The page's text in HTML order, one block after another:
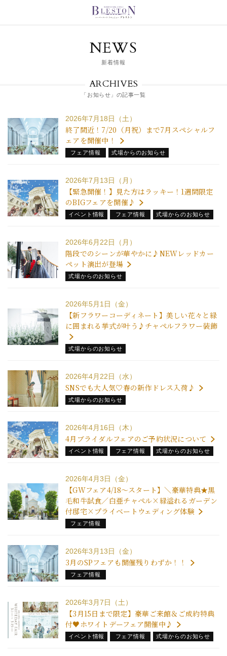
NEWS
新着情報
ARCHIVES
「お知らせ」の記事一覧
2026年7月18日（土）
終了間近！7/20（月祝）まで7月スペシャルフ
ェアを開催中！
フェア情報 式場からのお知らせ
2026年7月13日（月）
【緊急開催！】見た方はラッキー！1週間限定
のBIGフェアを開催♪
イベント情報 フェア情報 式場からのお知らせ
2026年6月22日（月）
階段でのシーンが華やかに♪NEWレッドカー
ペット演出が登場
式場からのお知らせ
2026年5月1日（金）
【新フラワーコーディネート】美しい花々と緑
に囲まれる挙式が叶う♪チャペルフラワー装飾
式場からのお知らせ
2026年4月22日（水）
SNSでも大人気♡春の新作ドレス入荷♪
式場からのお知らせ
2026年4月16日（木）
4月ブライダルフェアのご予約状況について
イベント情報 フェア情報 式場からのお知らせ
2026年4月3日（金）
【GWフェア4/18～スタート】＼豪華特典★黒
毛和牛試食／白亜チャペル×緑溢れるガーデン
付邸宅×プライベートウェディング体験
フェア情報
2026年3月13日（金）
3月のSPフェアも開催残りわずか！！
フェア情報
2026年3月7日（土）
【3月15日まで限定】豪華ご来館＆ご成約特典
付♥ホワイトデーフェア開催中♪
イベント情報 フェア情報 式場からのお知らせ